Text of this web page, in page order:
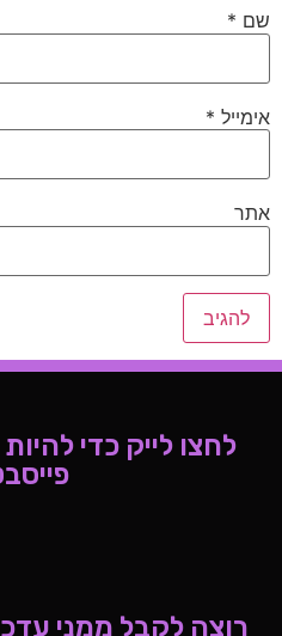
שם *
אימייל *
אתר
לחצו לייק כדי
רוצה לקבל ממני